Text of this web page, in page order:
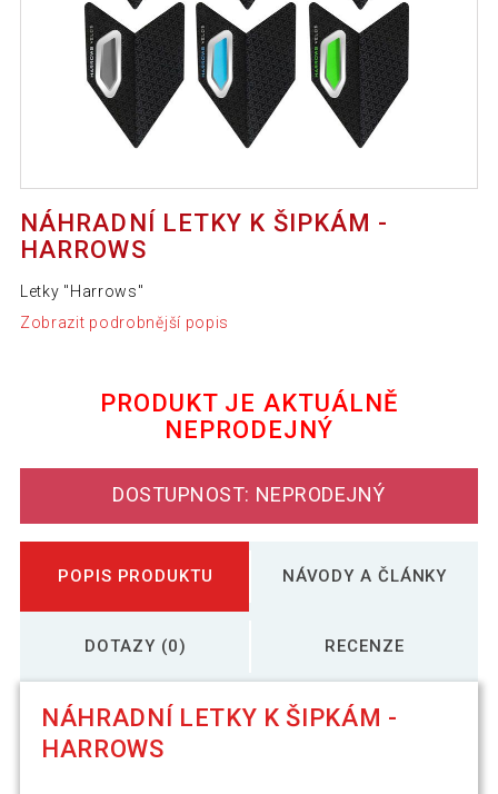
NÁHRADNÍ LETKY K ŠIPKÁM -
HARROWS
Letky "Harrows"
Zobrazit podrobnější popis
PRODUKT JE AKTUÁLNĚ
NEPRODEJNÝ
DOSTUPNOST: NEPRODEJNÝ
POPIS PRODUKTU NÁVODY A ČLÁNKY
DOTAZY (0) RECENZE
NÁHRADNÍ LETKY K ŠIPKÁM -
HARROWS